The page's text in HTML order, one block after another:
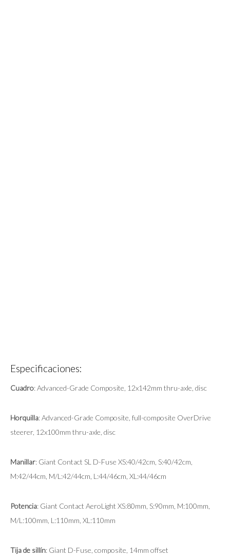
Especificaciones:
Cuadro: Advanced-Grade Composite, 12x142mm thru-axle, disc
Horquilla: Advanced-Grade Composite, full-composite OverDrive
steerer, 12x100mm thru-axle, disc
Manillar: Giant Contact SL D-Fuse XS:40/42cm, S:40/42cm,
M:42/44cm, M/L:42/44cm, L:44/46cm, XL:44/46cm
Potencia: Giant Contact AeroLight XS:80mm, S:90mm, M:100mm,
M/L:100mm, L:110mm, XL:110mm
Tija de sillín: Giant D-Fuse, composite, 14mm offset